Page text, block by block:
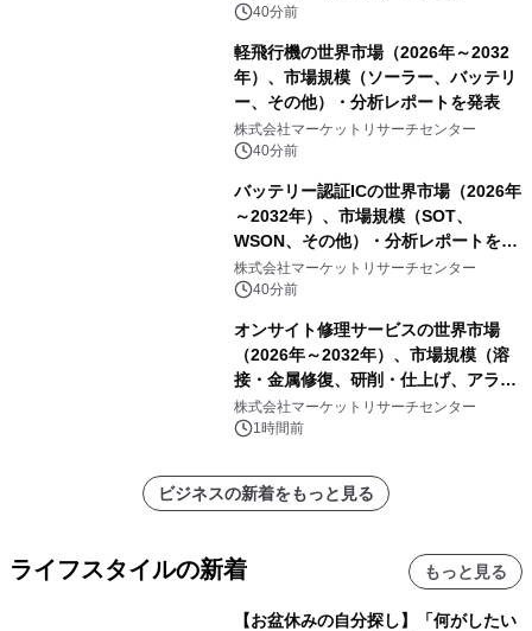
40分前
軽飛行機の世界市場（2026年～2032
年）、市場規模（ソーラー、バッテリ
ー、その他）・分析レポートを発表
株式会社マーケットリサーチセンター
40分前
バッテリー認証ICの世界市場（2026年
～2032年）、市場規模（SOT、
WSON、その他）・分析レポートを発
表
株式会社マーケットリサーチセンター
40分前
オンサイト修理サービスの世界市場
（2026年～2032年）、市場規模（溶
接・金属修復、研削・仕上げ、アライ
メント、その他）・分析レポートを発
表
株式会社マーケットリサーチセンター
1時間前
ビジネスの新着をもっと見る
ライフスタイルの新着 もっと見る
【お盆休みの自分探し】「何がしたい